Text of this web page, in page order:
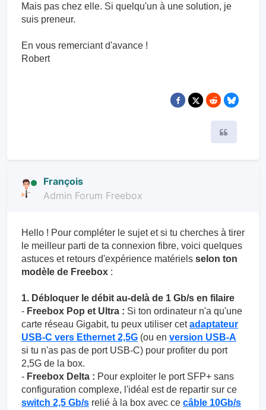
Mais pas chez elle. Si quelqu'un à une solution, je
suis preneur.
En vous remerciant d'avance !
Robert
François
Admin Forum Freebox
Hello ! Pour compléter le sujet et si tu cherches à tirer
le meilleur parti de ta connexion fibre, voici quelques
astuces et retours d'expérience matériels selon ton
modèle de Freebox :
1. Débloquer le débit au-delà de 1 Gb/s en filaire
- Freebox Pop et Ultra : Si ton ordinateur n'a qu'une
carte réseau Gigabit, tu peux utiliser cetadaptateur
USB-C vers Ethernet 2,5G (ou en version USB-A
si tu n'as pas de port USB-C) pour profiter du port
2,5G de la box.
- Freebox Delta : Pour exploiter le port SFP+ sans
configuration complexe, l'idéal est de repartir sur ce
switch 2,5 Gb/s relié à la box avec ce câble 10Gb/s